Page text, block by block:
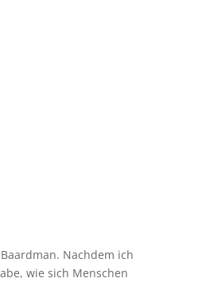
Nachdem ich
wie sich Menschen